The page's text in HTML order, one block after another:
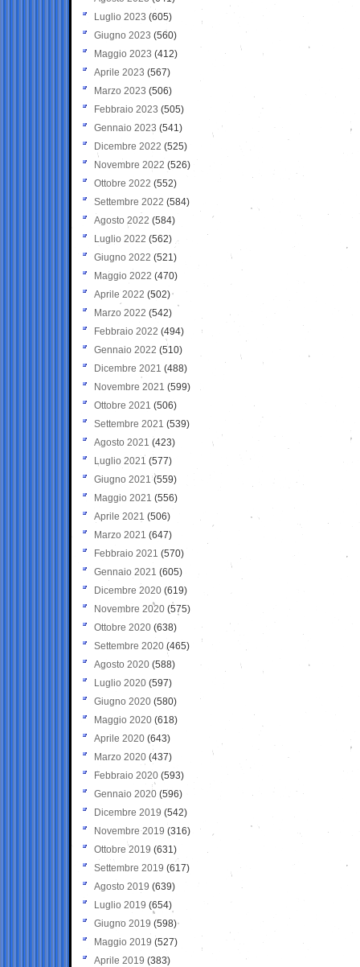
Luglio 2023 (605)
Giugno 2023 (560)
Maggio 2023 (412)
Aprile 2023 (567)
Marzo 2023 (506)
Febbraio 2023 (505)
Gennaio 2023 (541)
Dicembre 2022 (525)
Novembre 2022 (526)
Ottobre 2022 (552)
Settembre 2022 (584)
Agosto 2022 (584)
Luglio 2022 (562)
Giugno 2022 (521)
Maggio 2022 (470)
Aprile 2022 (502)
Marzo 2022 (542)
Febbraio 2022 (494)
Gennaio 2022 (510)
Dicembre 2021 (488)
Novembre 2021 (599)
Ottobre 2021 (506)
Settembre 2021 (539)
Agosto 2021 (423)
Luglio 2021 (577)
Giugno 2021(559)
Maggio 2021 (556)
Aprile 2021 (506)
Marzo 2021 (647)
Febbraio 2021 (570)
Gennaio 2021 (605)
Dicembre 2020 (619)
Novembre 2020 (575)
Ottobre 2020 (638)
Settembre 2020(465)
Agosto 2020 (588)
Luglio 2020 (597)
Giugno 2020 (580)
Maggio 2020 (618)
Aprile 2020 (643)
Marzo 2020 (437)
Febbraio 2020 (593)
Gennaio 2020 (596)
Dicembre 2019 (542)
Novembre 2019 (316)
Ottobre 2019 (631)
Settembre 2019 (617)
Agosto 2019 (639)
Luglio 2019 (654)
Giugno 2019 (598)
Maggio 2019 (527)
Aprile 2019 (383)